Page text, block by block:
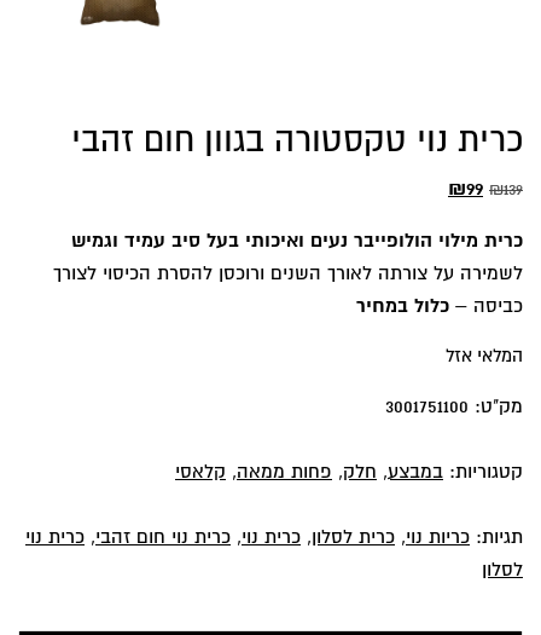
כרית נוי טקסטורה בגוון חום זהבי
₪139
המחיר
היה:
₪139.
₪99
הוא:
₪99.
כרית מילוי הולופייבר נעים ואיכותי בעל סיב עמיד וגמיש
לשמירה על צורתה לאורך השנים ורוכסן להסרת הכיסוי לצורך
כביסה – כלול במחיר
המלאי אזל
מק"ט: 3001751100
קטגוריות: במבצע, חלק, פחות ממאה, קלאסי
תגיות: כריות נוי, כרית לסלון, כרית נוי, כרית נוי חום זהבי, כרית נוי
לסלון